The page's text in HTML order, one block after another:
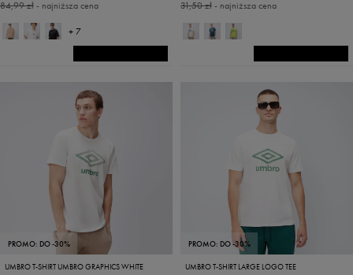
84,99 zł- najniższa cena
+ 7
31,50 zł- najniższa cena
PROMO: DO -30%
UMBRO T-SHIRT UMBRO GRAPHICS WHITE
PROMO: DO -30%
UMBRO T-SHIRT LARGE LOGO TEE